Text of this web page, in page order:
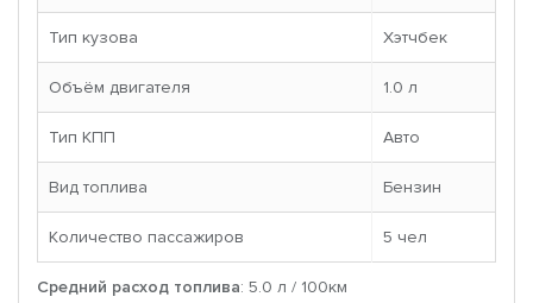
Тип кузова Хэтчбек
Объём двигателя 1.0 л
Тип КПП Авто
Вид топлива Бензин
Количество пассажиров 5 чел
Средний расход топлива: 5.0 л / 100км